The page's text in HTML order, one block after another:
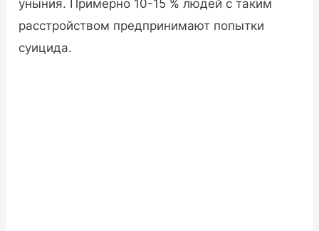
уныния. Примерно 10-15 % людей с таким
расстройством предпринимают попытки
суицида.